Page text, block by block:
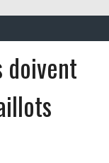
doivent